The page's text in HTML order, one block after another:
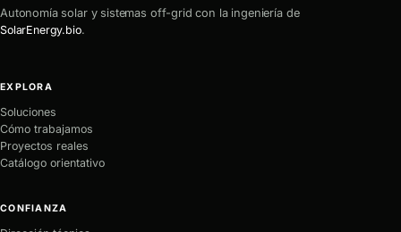
Autonomía solar y sistemas off-grid con la ingeniería de
SolarEnergy.bio.
EXPLORA
Soluciones
Cómo trabajamos
Proyectos reales
Catálogo orientativo
CONFIANZA